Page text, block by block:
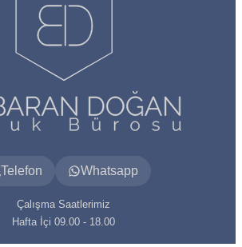
Telefon Whatsapp
Çalışma Saatlerimiz
Hafta İçi 09.00 - 18.00